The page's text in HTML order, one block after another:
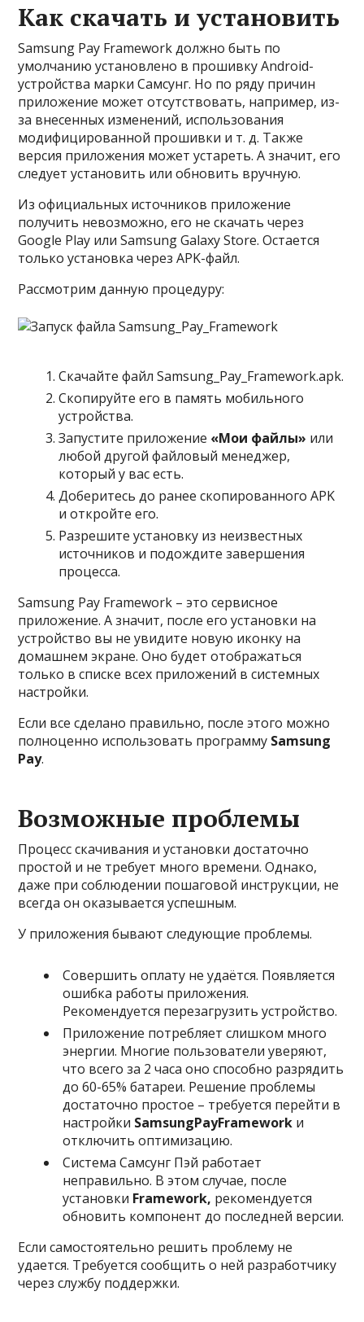
Как скачать и установить
Samsung Pay Framework должно быть по
умолчанию установлено в прошивку Android-
устройства марки Самсунг. Но по ряду причин
приложение может отсутствовать, например, из-
за внесенных изменений, использования
модифицированной прошивки и т. д. Также
версия приложения может устареть. А значит, его
следует установить или обновить вручную.
Из официальных источников приложение
получить невозможно, его не скачать через
Google Play или Samsung Galaxy Store. Остается
только установка через APK-файл.
Рассмотрим данную процедуру:
Скачайте файл Samsung_Pay_Framework.apk.
Скопируйте его в память мобильного
устройства.
Запустите приложение «Мои файлы» или
любой другой файловый менеджер,
который у вас есть.
Доберитесь до ранее скопированного APK
и откройте его.
Разрешите установку из неизвестных
источников и подождите завершения
процесса.
Samsung Pay Framework – это сервисное
приложение. А значит, после его установки на
устройство вы не увидите новую иконку на
домашнем экране. Оно будет отображаться
только в списке всех приложений в системных
настройки.
Если все сделано правильно, после этого можно
полноценно использовать программу Samsung
Pay.
Возможные проблемы
Процесс скачивания и установки достаточно
простой и не требует много времени. Однако,
даже при соблюдении пошаговой инструкции, не
всегда он оказывается успешным.
У приложения бывают следующие проблемы.
Совершить оплату не удаётся. Появляется
ошибка работы приложения.
Рекомендуется перезагрузить устройство.
Приложение потребляет слишком много
энергии. Многие пользователи уверяют,
что всего за 2 часа оно способно разрядить
до 60-65% батареи. Решение проблемы
достаточно простое – требуется перейти в
настройки SamsungPayFramework и
отключить оптимизацию.
Система Самсунг Пэй работает
неправильно. В этом случае, после
установки Framework, рекомендуется
обновить компонент до последней версии.
Если самостоятельно решить проблему не
удается. Требуется сообщить о ней разработчику
через службу поддержки.